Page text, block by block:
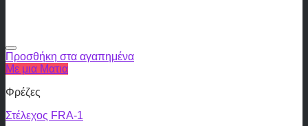
Προσθήκη στα αγαπημένα
Με μια Ματια
Φρέζες
Στέλεχος FRA-1